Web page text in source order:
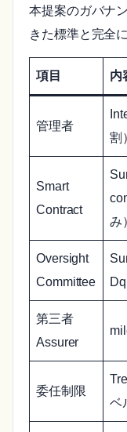
本提案のガバナ
きた標準と完全
項目 内
管理者
割
Smart
Contract
み
Oversight
Committee
第三者
Assurer
委任制限
ベ